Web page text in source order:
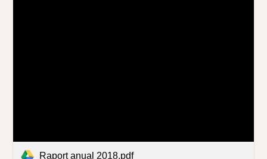
Raport anual 2018.pdf